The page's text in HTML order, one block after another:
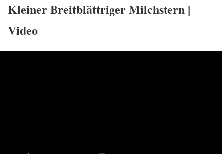
Kleiner Breitblättriger Milchstern |
Video